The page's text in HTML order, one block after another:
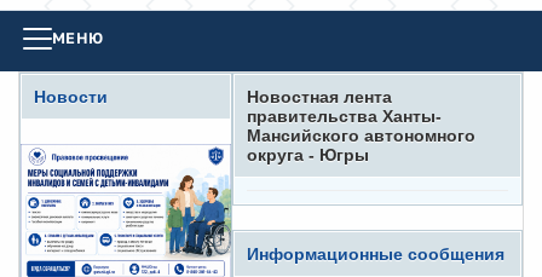
МЕНЮ
Новости
Новостная лента
правительства Ханты-
Мансийского автономного
округа - Югры
Информационные сообщения